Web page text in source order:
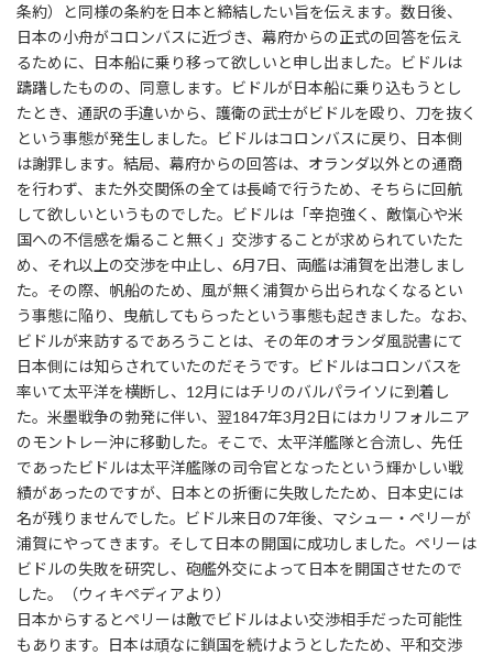
条約）と同様の条約を日本と締結したい旨を伝えます。数日後、
日本の小舟がコロンバスに近づき、幕府からの正式の回答を伝え
るために、日本船に乗り移って欲しいと申し出ました。ビドルは
躊躇したものの、同意します。ビドルが日本船に乗り込もうとし
たとき、通訳の手違いから、護衛の武士がビドルを殴り、刀を抜く
という事態が発生しました。ビドルはコロンバスに戻り、日本側
は謝罪します。結局、幕府からの回答は、オランダ以外との通商
を行わず、また外交関係の全ては長崎で行うため、そちらに回航
して欲しいというものでした。ビドルは「辛抱強く、敵愾心や米
国への不信感を煽ること無く」交渉することが求められていたた
め、それ以上の交渉を中止し、6月7日、両艦は浦賀を出港しまし
た。その際、帆船のため、風が無く浦賀から出られなくなるとい
う事態に陥り、曳航してもらったという事態も起きました。なお、
ビドルが来訪するであろうことは、その年のオランダ風説書にて
日本側には知らされていたのだそうです。ビドルはコロンバスを
率いて太平洋を横断し、12月にはチリのバルパライソに到着し
た。米墨戦争の勃発に伴い、翌1847年3月2日にはカリフォルニア
のモントレー沖に移動した。そこで、太平洋艦隊と合流し、先任
であったビドルは太平洋艦隊の司令官となったという輝かしい戦
績があったのですが、日本との折衝に失敗したため、日本史には
名が残りませんでした。ビドル来日の7年後、マシュー・ペリーが
浦賀にやってきます。そして日本の開国に成功しました。ペリーは
ビドルの失敗を研究し、砲艦外交によって日本を開国させたので
した。（ウィキペディアより）
日本からするとペリーは敵でビドルはよい交渉相手だった可能性
もあります。日本は頑なに鎖国を続けようとしたため、平和交渉